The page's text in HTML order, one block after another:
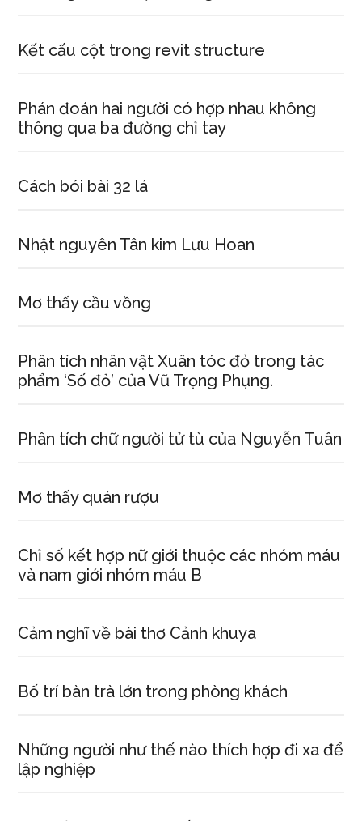
Kết cấu cột trong revit structure
Phán đoán hai người có hợp nhau không
thông qua ba đường chỉ tay
Cách bói bài 32 lá
Nhật nguyên Tân kim Lưu Hoan
Mơ thấy cầu vồng
Phân tích nhân vật Xuân tóc đỏ trong tác
phẩm ‘Số đỏ’ của Vũ Trọng Phụng.
Phân tích chữ người tử tù của Nguyễn Tuân
Mơ thấy quán rượu
Chỉ số kết hợp nữ giới thuộc các nhóm máu
và nam giới nhóm máu B
Cảm nghĩ về bài thơ Cảnh khuya
Bố trí bàn trà lớn trong phòng khách
Những người như thế nào thích hợp đi xa để
lập nghiệp